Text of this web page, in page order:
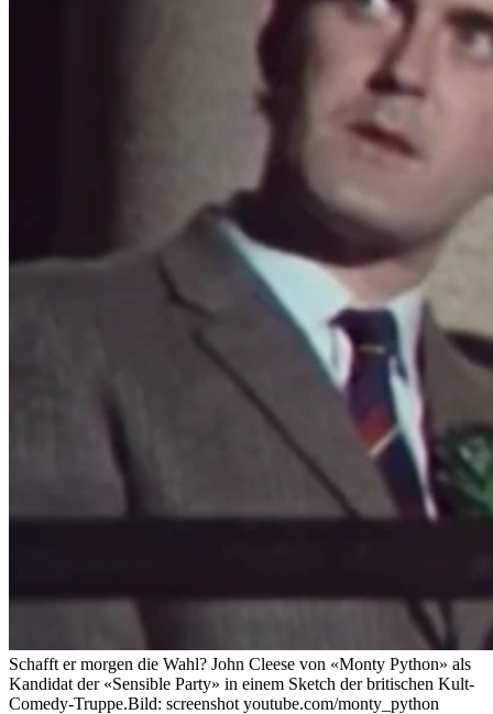
Schafft er morgen die Wahl? John Cleese von «Monty Python» als
Kandidat der «Sensible Party» in einem Sketch der britischen Kult-
Comedy-Truppe.Bild: screenshot youtube.com/monty_python